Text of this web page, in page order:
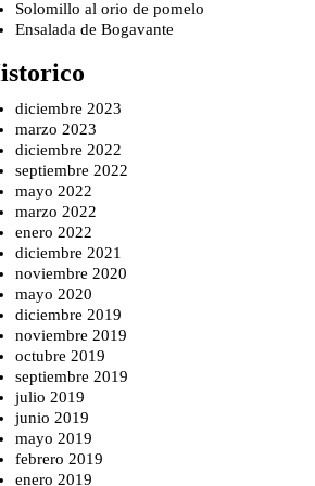
Solomillo al orio de pomelo
Ensalada de Bogavante
diciembre 2023
marzo 2023
diciembre 2022
septiembre 2022
mayo 2022
marzo 2022
enero 2022
diciembre 2021
noviembre 2020
mayo 2020
diciembre 2019
noviembre 2019
octubre 2019
septiembre 2019
julio 2019
junio 2019
mayo 2019
febrero 2019
enero 2019